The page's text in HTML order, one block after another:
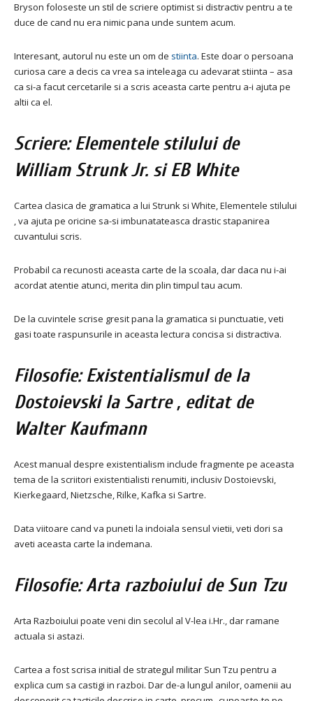
Bryson foloseste un stil de scriere optimist si distractiv pentru a te
duce de cand nu era nimic pana unde suntem acum.
Interesant, autorul nu este un om de stiinta. Este doar o persoana
curiosa care a decis ca vrea sa inteleaga cu adevarat stiinta – asa
ca si-a facut cercetarile si a scris aceasta carte pentru a-i ajuta pe
altii ca el.
Scriere: Elementele stilului de
William Strunk Jr. si EB White
Cartea clasica de gramatica a lui Strunk si White, Elementele stilului
, va ajuta pe oricine sa-si imbunatateasca drastic stapanirea
cuvantului scris.
Probabil ca recunosti aceasta carte de la scoala, dar daca nu i-ai
acordat atentie atunci, merita din plin timpul tau acum.
De la cuvintele scrise gresit pana la gramatica si punctuatie, veti
gasi toate raspunsurile in aceasta lectura concisa si distractiva.
Filosofie: Existentialismul de la
Dostoievski la Sartre , editat de
Walter Kaufmann
Acest manual despre existentialism include fragmente pe aceasta
tema de la scriitori existentialisti renumiti, inclusiv Dostoievski,
Kierkegaard, Nietzsche, Rilke, Kafka si Sartre.
Data viitoare cand va puneti la indoiala sensul vietii, veti dori sa
aveti aceasta carte la indemana.
Filosofie: Arta razboiului de Sun Tzu
Arta Razboiului poate veni din secolul al V-lea i.Hr., dar ramane
actuala si astazi.
Cartea a fost scrisa initial de strategul militar Sun Tzu pentru a
explica cum sa castigi in razboi. Dar de-a lungul anilor, oamenii au